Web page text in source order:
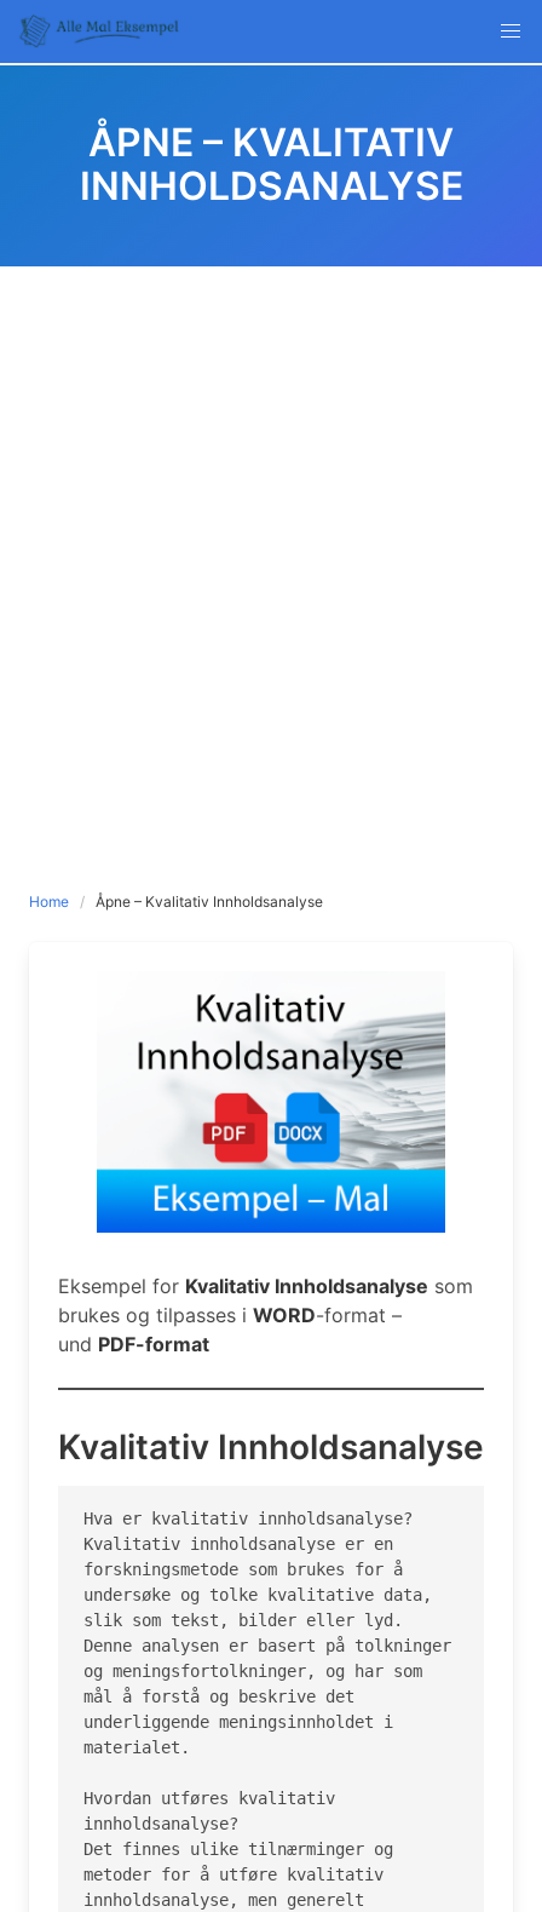
Skip
content
ÅPNE – KVALITATIV
INNHOLDSANALYSE
Home Åpne – Kvalitativ Innholdsanalyse
Eksempel for Kvalitativ Innholdsanalyse som
brukes og tilpasses i WORD-format –
und PDF-format
Kvalitativ Innholdsanalyse
Hva er kvalitativ innholdsanalyse?
Kvalitativ innholdsanalyse er en
forskningsmetode som brukes for å
undersøke og tolke kvalitative data,
slik som tekst, bilder eller lyd.
Denne analysen er basert på tolkninger
og meningsfortolkninger, og har som
mål å forstå og beskrive det
underliggende meningsinnholdet i
materialet.
Hvordan utføres kvalitativ
innholdsanalyse?
Det finnes ulike tilnærminger og
metoder for å utføre kvalitativ
innholdsanalyse, men generelt